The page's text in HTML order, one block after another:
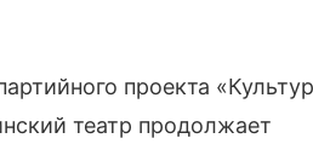
проекта
театр продолжает